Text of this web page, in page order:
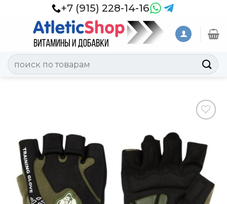
+7 (915) 228-14-16
Искать:
Добавить
Вишлист